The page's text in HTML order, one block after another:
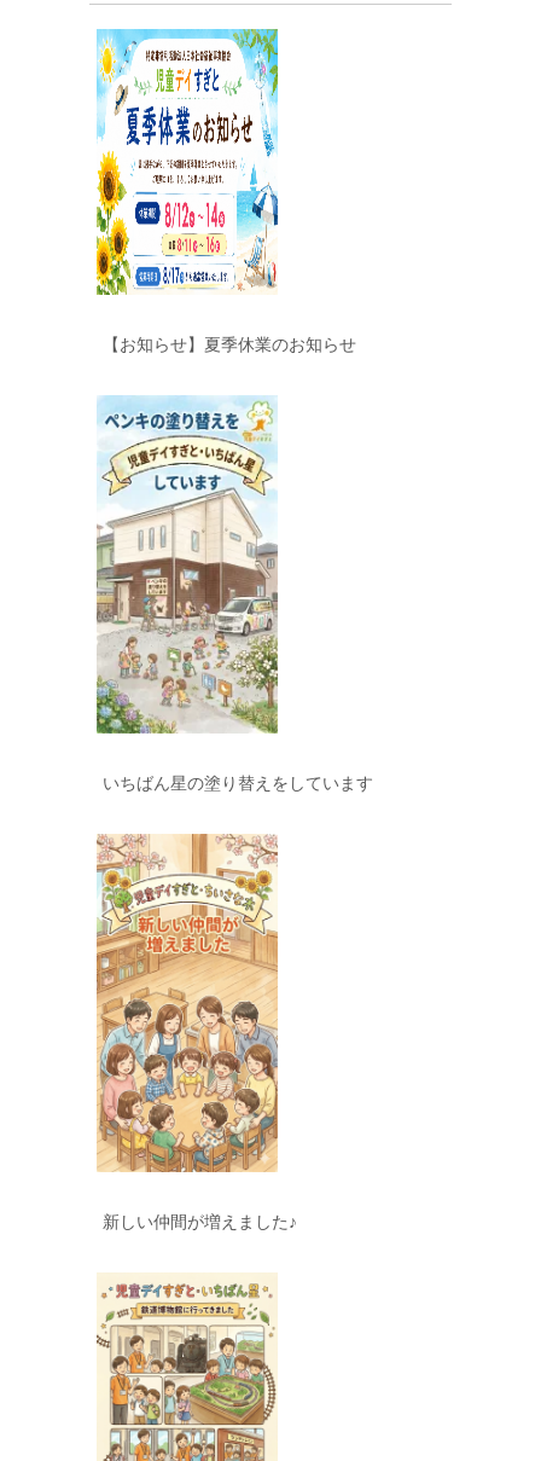
【お知らせ】夏季休業のお知らせ
いちばん星の塗り替えをしています
新しい仲間が増えました♪